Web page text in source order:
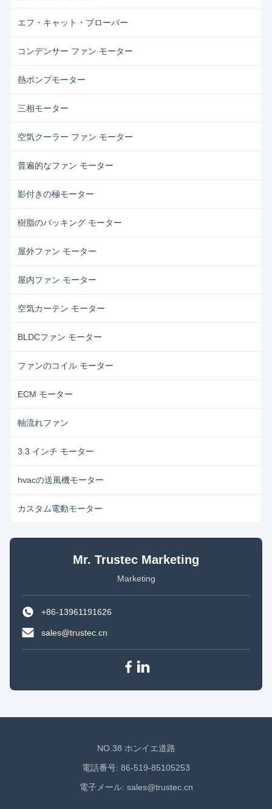
エフ・キャット・ブローバー
コンデンサー ファン モーター
熱ポンプモーター
三相モーター
空気クーラー ファン モーター
普遍的なファン モーター
影付きの極モーター
樹脂のパッキング モーター
屋外ファン モーター
屋内ファン モーター
空気カーテン モーター
BLDCファン モーター
ファンのコイル モーター
ECM モーター
軸流れファン
3.3 インチ モーター
hvacの送風機モーター
カスタム電動モーター
Mr. Trustec Marketing
Marketing
+86-13961191626
sales@trustec.cn
NO.38 ホンイエ道路
電話番号: 86-519-85105253
電子メール: sales@trustec.cn